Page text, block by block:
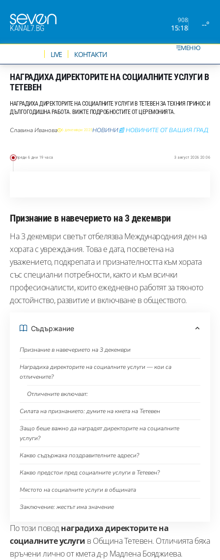
KANAL7.BG
908
15:18 --°
LIVE КОНТАКТИ
МЕНЮ
НАГРАДИХА ДИРЕКТОРИТЕ НА СОЦИАЛНИТЕ УСЛУГИ В
ТЕТЕВЕН
НАГРАДИХА ДИРЕКТОРИТЕ НА СОЦИАЛНИТЕ УСЛУГИ В ТЕТЕВЕН ЗА ТЕХНИЯ ПРИНОС И
ДЪЛГОГОДИШНА РАБОТА. ВИЖТЕ ПОДРОБНОСТИТЕ ОТ ЦЕРЕМОНИЯТА.
Славина Иванова 6 декември 2025НОВИНИ📰 НОВИНИТЕ ОТ ВАШИЯ ГРАД
преди 6 дни 19 часа 3 август 2026 20:06
Признание в навечерието на 3 декември
На 3 декември светът отбелязва Международния ден на
хората с увреждания. Това е дата, посветена на
уважението, подкрепата и признателността към хората
със специални потребности, както и към всички
професионалисти, които ежедневно работят за тяхното
достойнство, развитие и включване в обществото.
Съдържание
Признание в навечерието на 3 декември
Наградиха директорите на социалните услуги — кои са
отличените?
Отличените включват:
Силата на признанието: думите на кмета на Тетевен
Защо беше важно да наградят директорите на социалните
услуги?
Какво съдържаха поздравителните адреси?
Какво предстои пред социалните услуги в Тетевен?
Мястото на социалните услуги в общината
Заключение: жестът има значение
По този поводнаградиха директорите на
социалните услуги в Община Тетевен. Отличията бяха
връчени лично от кмета д-р Мадлена Бояджиева.